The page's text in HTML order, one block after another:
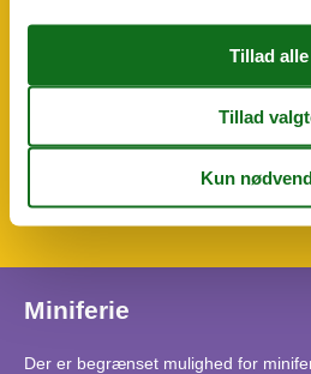
Miniferie
Der er begrænset mulighed for